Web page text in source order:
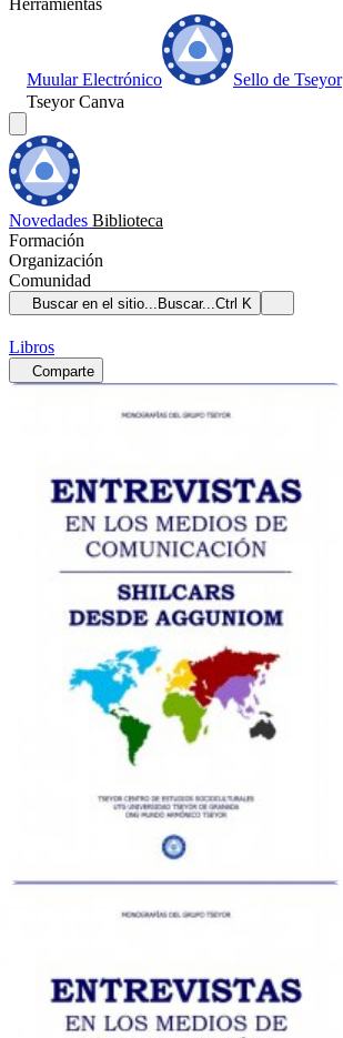
Herramientas
Muular Electrónico Sello de Tseyor
Tseyor Canva
Novedades Biblioteca
Formación
Organización
Comunidad
Buscar en el sitio... Buscar...Ctrl K
Libros
Comparte